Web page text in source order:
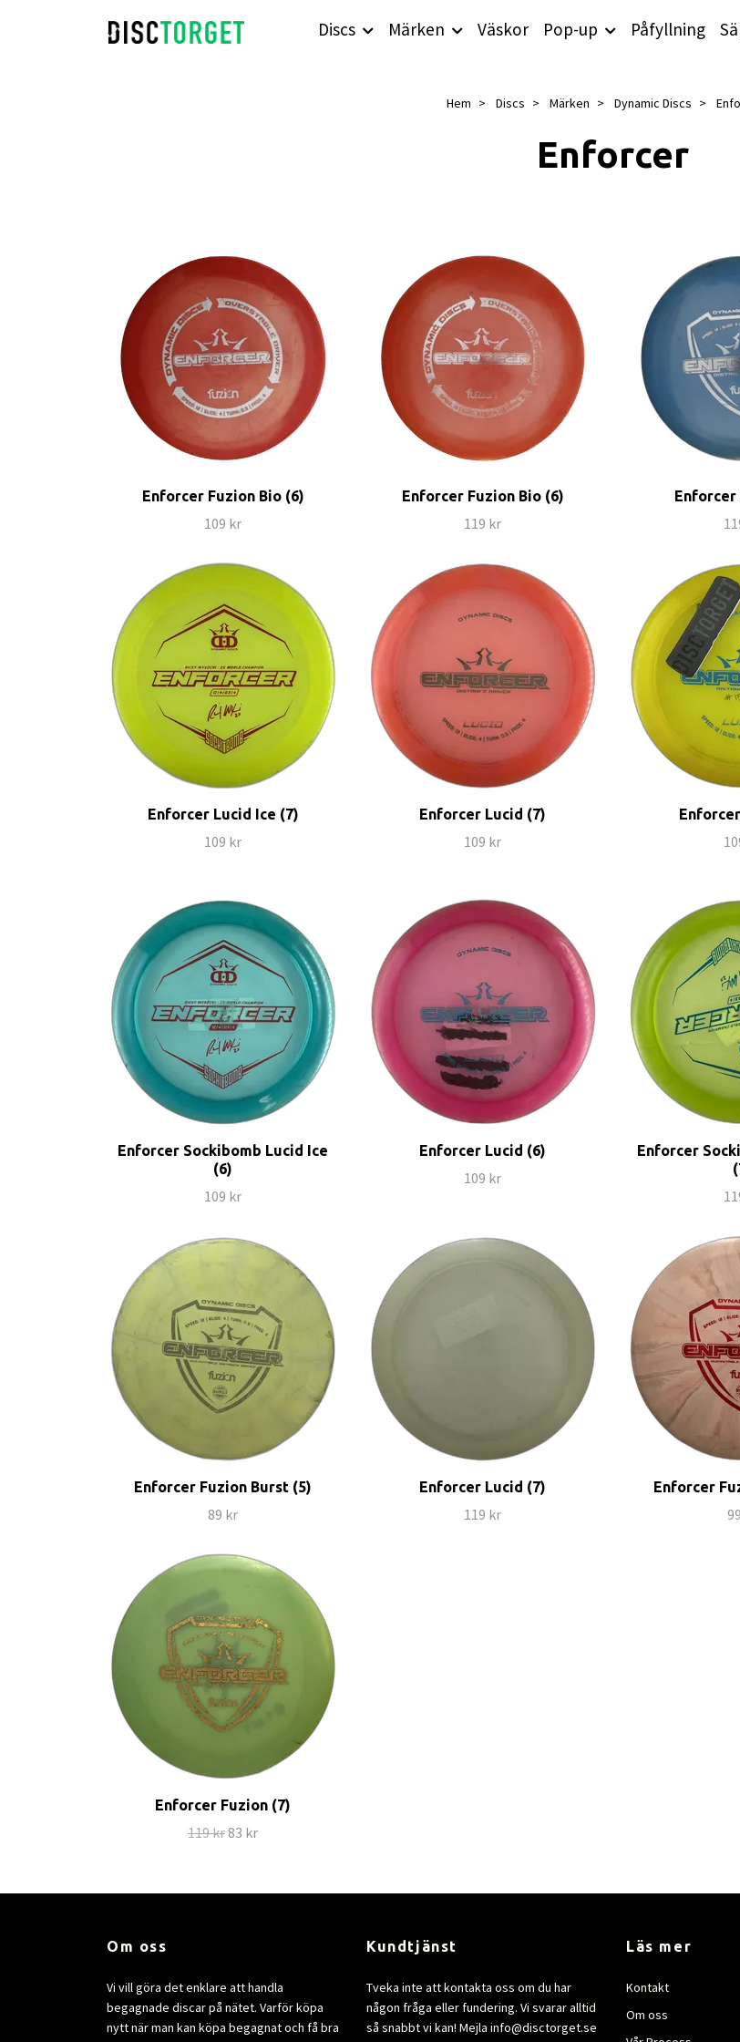
Discs Märken Väskor Pop-up Påfyllning
Hem Discs Märken Dynamic Discs
Enforcer
Enforcer Fuzion Bio (6)
109 kr
Enforcer Fuzion Bio (6)
119 kr
Enforcer
Enforcer Lucid Ice (7)
109 kr
Enforcer Lucid (7)
109 kr
Enforcer Sockibomb Lucid Ice
(6)
109 kr
Enforcer Lucid (6)
109 kr
Enforcer
Enforcer Fuzion Burst (5)
89 kr
Enforcer Lucid (7)
119 kr
Enforcer
Enforcer Fuzion (7)
119 kr83 kr
Om oss
Vi vill göra det enklare att handla
begagnade discar på nätet. Varför köpa
nytt när man kan köpa begagnat och få bra
Kundtjänst
Tveka inte att kontakta oss om du har
någon fråga eller fundering. Vi svarar alltid
så snabbt vi kan! Mejla info@disctorget.se
Läs mer
Kontakt
Om oss